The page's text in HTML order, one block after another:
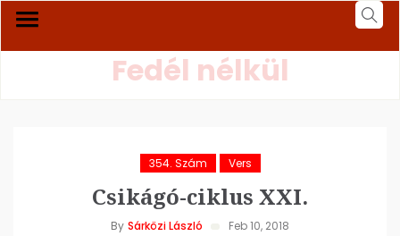
Fedél nélkül
354. Szám Vers
Csikágó-ciklus XXI.
By Sárközi László Feb 10, 2018